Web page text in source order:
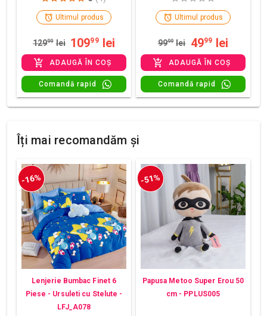
Ultimul produs
12999 lei 10999 lei
ADAUGĂ ÎN COȘ
Comandă rapid
Ultimul produs
9999 lei 4999 lei
ADAUGĂ ÎN COȘ
Comandă rapid
Îți mai recomandăm și
-16%
Lenjerie Bumbac Finet 6
Piese - Ursuleti cu Stelute -
LFJ_A078
-51%
Papusa Metoo Super Erou 50
cm - PPLUS005